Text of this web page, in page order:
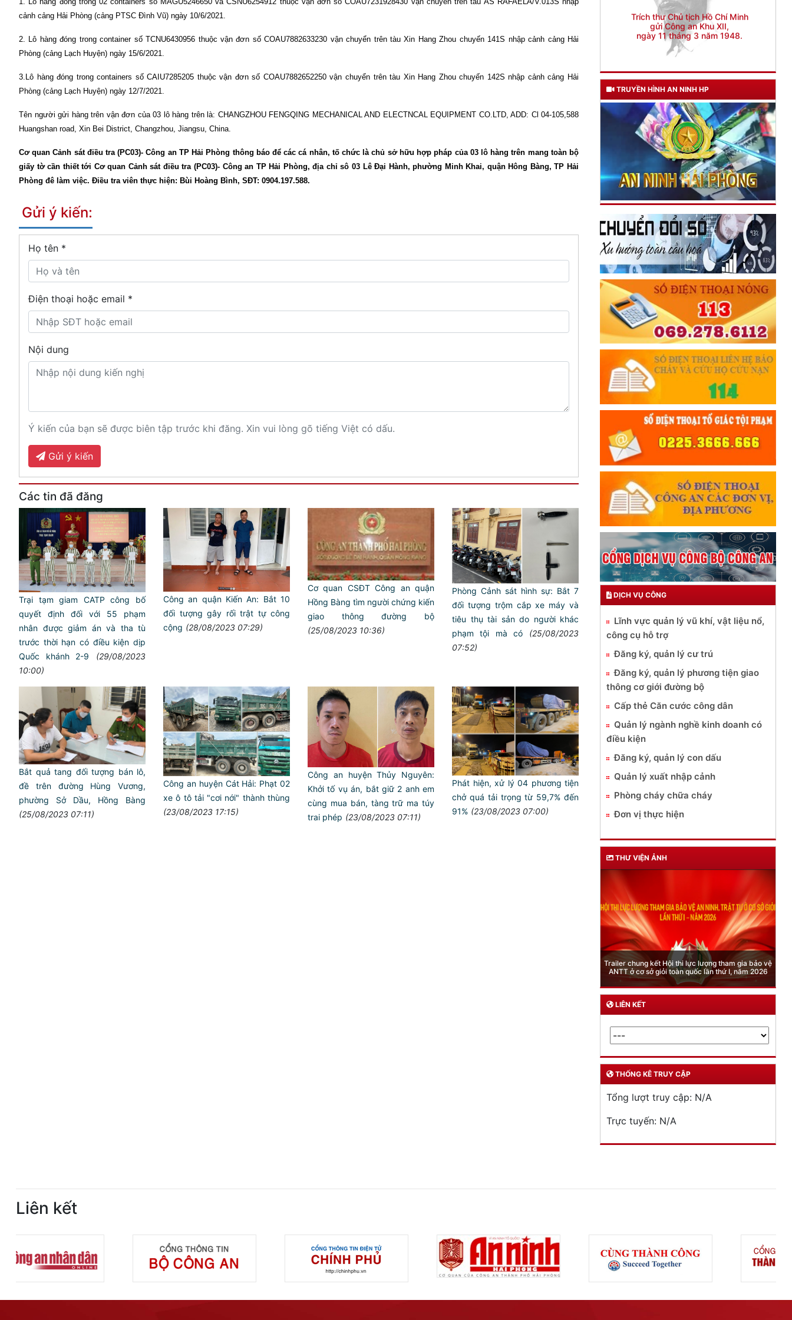
cảnh cảng Hải Phòng (cảng PTSC Đình Vũ) ngày 10/6/2021.
2. Lô hàng đóng trong container số TCNU6430956 thuộc vận đơn số COAU7882633230 vận chuyển trên tàu Xin Hang Zhou chuyến 141S nhập cảnh cảng Hải
Phòng (cảng Lạch Huyện) ngày 15/6/2021.
3.Lô hàng đóng trong containers số CAIU7285205 thuộc vận đơn số COAU7882652250 vận chuyển trên tàu Xin Hang Zhou chuyến 142S nhập cảnh cảng Hải
Phòng (cảng Lạch Huyện) ngày 12/7/2021.
Tên người gửi hàng trên vận đơn của 03 lô hàng trên là: CHANGZHOU FENGQING MECHANICAL AND ELECTNCAL EQUIPMENT CO.LTD, ADD: Cl 04-105,588
Huangshan road, Xin Bei District, Changzhou, Jiangsu, China.
Cơ quan Cảnh sát điều tra (PC03)- Công an TP Hải Phòng thông báo để các cá nhân, tố chức là chủ sở hữu hợp pháp của 03 lô hàng trên mang toàn bộ
giấy tờ cần thiết tới Cơ quan Cảnh sát điều tra (PC03)- Công an TP Hải Phòng, địa chỉ sô 03 Lê Đại Hành, phường Minh Khai, quận Hông Bàng, TP Hải
Phòng đê làm việc. Điều tra viên thực hiện: Bùi Hoàng Bình, SĐT: 0904.197.588.
Gửi ý kiến:
Họ tên *
Điện thoại hoặc email *
Nội dung
Ý kiến của bạn sẽ được biên tập trước khi đăng. Xin vui lòng gõ tiếng Việt có dấu.
Gửi ý kiến
Các tin đã đăng
Trại tạm giam CATP công bố
quyết định đối với 55 phạm
nhân được giảm án và tha tù
trước thời hạn có điều kiện dịp
Quốc khánh 2-9
(29/08/2023
10:00)
Công an quận Kiến An: Bắt 10
đối tượng gây rối trật tự công
cộng (28/08/2023 07:29)
Cơ quan CSĐT Công an quận
Hồng Bàng tìm người chứng kiến
giao thông đường bộ
(25/08/2023 10:36)
Phòng Cảnh sát hình sự: Bắt 7
đối tượng trộm cắp xe máy và
tiêu thụ tài sản do người khác
phạm tội mà có
(25/08/2023
07:52)
Bắt quả tang đối tượng bán lô,
đề trên đường Hùng Vương,
phường Sở Dầu, Hồng Bàng
(25/08/2023 07:11)
Công an huyện Cát Hải: Phạt 02
xe ô tô tải "cơi nới" thành thùng
(23/08/2023 17:15)
Công an huyện Thủy Nguyên:
Khởi tố vụ án, bắt giữ 2 anh em
cùng mua bán, tàng trữ ma túy
trai phép (23/08/2023 07:11)
Phát hiện, xử lý 04 phương tiện
chở quá tải trọng từ 59,7% đến
91% (23/08/2023 07:00)
ngày 11 tháng 3 năm 1948.
TRUYỀN HÌNH AN NINH HP
DỊCH VỤ CÔNG
Lĩnh vực quản lý vũ khí, vật liệu nổ,
công cụ hỗ trợ
Đăng ký, quản lý cư trú
Đăng ký, quản lý phương tiện giao
thông cơ giới đường bộ
Cấp thẻ Căn cước công dân
Quản lý ngành nghề kinh doanh có
điều kiện
Đăng ký, quản lý con dấu
Quản lý xuất nhập cảnh
Phòng cháy chữa cháy
Đơn vị thực hiện
THƯ VIỆN ẢNH
Trailer chung kết Hội thi lực lượng tham gia bảo vệ
ANTT ở cơ sở giỏi toàn quốc lần thứ I, năm 2026
Phòng Quản lý xuất nhập cảnh: Hướng dẫn
quy định mới trong lĩnh vực xuất cảnh, nhập
của công dân việt nam từ ngày 01/7/2026
LIÊN KẾT
THỐNG KÊ TRUY CẬP
Tổng lượt truy cập: N/A
Trực tuyến: N/A
Liên kết